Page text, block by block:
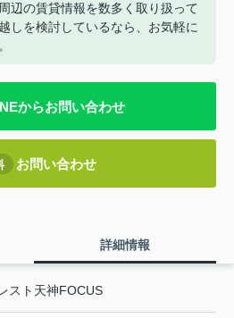
辺の賃貸情報を数多く取り扱って
しを検討しているなら、お気軽に
からお問い合わせ
お問い合わせ
詳細情報
スト天神FOCUS